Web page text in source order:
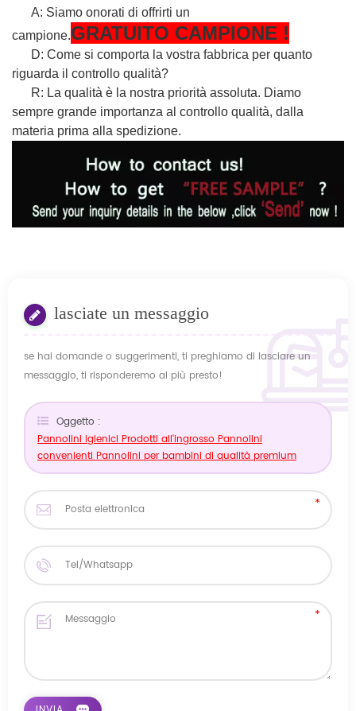
A: Siamo onorati di offrirti un
campione.GRATUITO CAMPIONE !
D: Come si comporta la vostra fabbrica per quanto
riguarda il controllo qualità?
R: La qualità è la nostra priorità assoluta. Diamo
sempre grande importanza al controllo qualità, dalla
materia prima alla spedizione.
lasciate un messaggio
se hai domande o suggerimenti, ti preghiamo di lasciare un
messaggio, ti risponderemo al più presto!
Oggetto :
Pannolini igienici Prodotti all'ingrosso Pannolini
convenienti Pannolini per bambini di qualità premium